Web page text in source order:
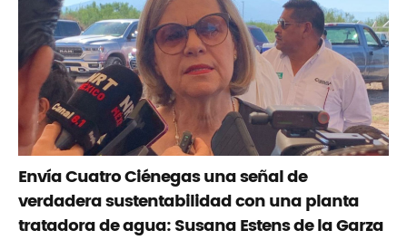
Envía Cuatro Ciénegas una señal de
verdadera sustentabilidad con una planta
tratadora de agua: Susana Estens de la Garza